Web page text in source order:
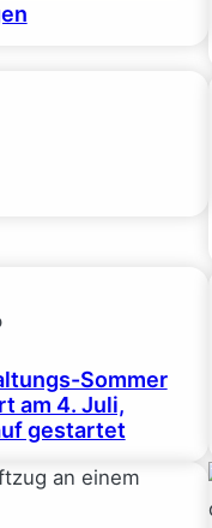
Sommer
am 4. Juli,
gestartet